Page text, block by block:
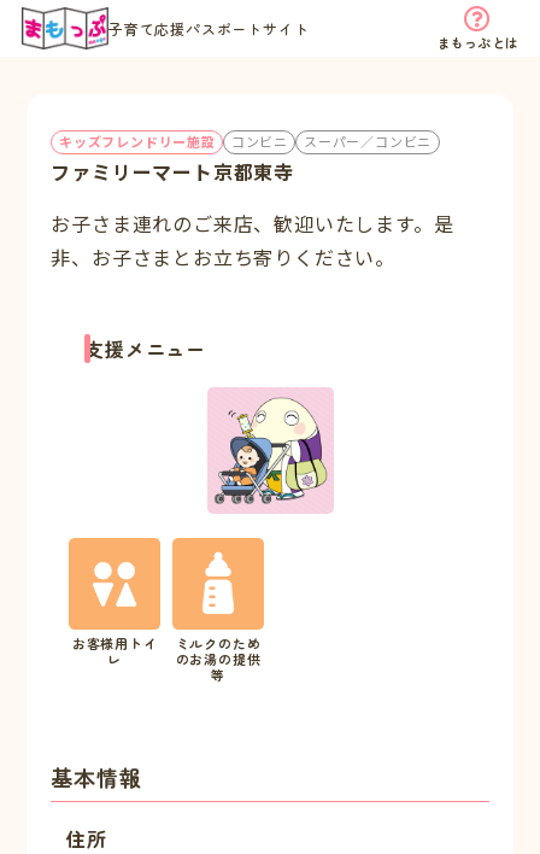
子育て応援パスポートサイト
まもっぷとは
キッズフレンドリー施設 コンビニ スーパー／コンビニ
ファミリーマート京都東寺
お子さま連れのご来店、歓迎いたします。是
非、お子さまとお立ち寄りください。
支援メニュー
お客様用トイ
レ
ミルクのため
のお湯の提供
等
基本情報
住所